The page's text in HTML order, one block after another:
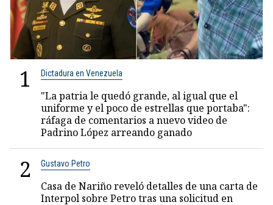
1 Dictadura en Venezuela
"La patria le quedó grande, al igual que el
uniforme y el poco de estrellas que portaba":
ráfaga de comentarios a nuevo video de
Padrino López arreando ganado
2 Gustavo Petro
Casa de Nariño reveló detalles de una carta de
Interpol sobre Petro tras una solicitud en